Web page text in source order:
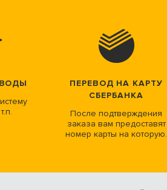
ПЕРЕВОД НА КАРТУ
СБЕРБАНКА
После подтверждения
заказа вам предоставят
номер карты на которую.